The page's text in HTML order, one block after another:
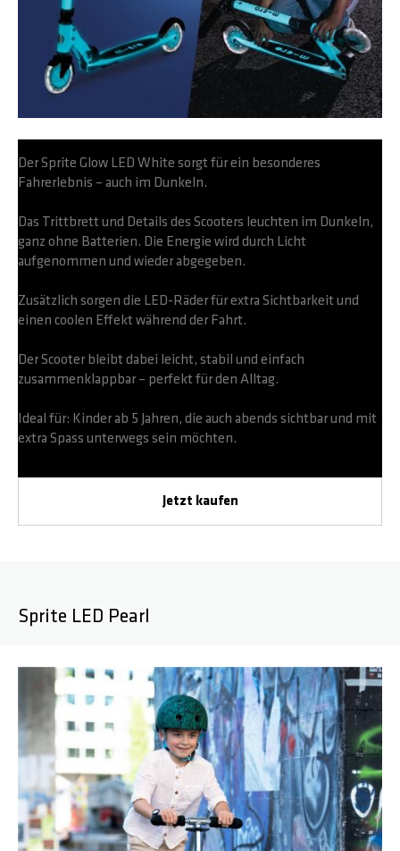
Der Sprite Glow LED White sorgt für ein besonderes
Fahrerlebnis – auch im Dunkeln.
Das Trittbrett und Details des Scooters leuchten im Dunkeln,
ganz ohne Batterien. Die Energie wird durch Licht
aufgenommen und wieder abgegeben.
Zusätzlich sorgen die LED-Räder für extra Sichtbarkeit und
einen coolen Effekt während der Fahrt.
Der Scooter bleibt dabei leicht, stabil und einfach
zusammenklappbar – perfekt für den Alltag.
Ideal für: Kinder ab 5 Jahren, die auch abends sichtbar und mit
extra Spass unterwegs sein möchten.
Jetzt kaufen
Sprite LED Pearl